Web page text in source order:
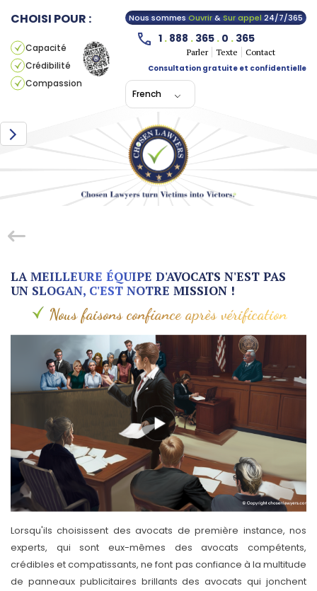
CHOISI POUR :
Capacité
Crédibilité
Compassion
Nous sommesOuvrir&Sur appel24/7/365
1 . 888 . 365 . 0 . 365
Parler Texte
Contact
Consultation gratuite et confidentielle
French
LA MEILLEURE ÉQUIPE D'AVOCATS N'EST PAS
UN SLOGAN, C'EST NOTRE MISSION !
Nous faisons confiance après vérification
Lorsqu'ils choisissent des avocats de première instance, nos
experts, qui sont eux-mêmes des avocats compétents,
crédibles et compatissants, ne font pas confiance à la multitude
de panneaux publicitaires brillants des avocats qui jonchent